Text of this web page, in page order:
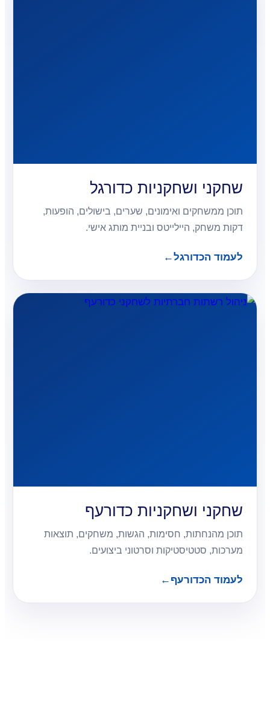
שחקני ושחקניות כדורגל
תוכן ממשחקים ואימונים, שערים, בישולים, הופעות,
דקות משחק, היילייטס ובניית מותג אישי.
לעמוד הכדורגל
שחקני ושחקניות כדורעף
תוכן מהנחתות, חסימות, הגשות, משחקים, תוצאות
מערכות, סטטיסטיקות וסרטוני ביצועים.
לעמוד הכדורעף